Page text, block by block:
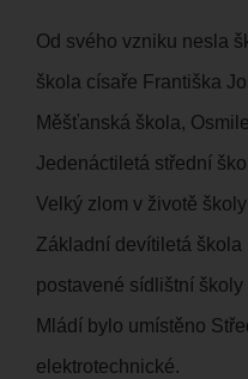
Od svého vzniku nesla
škola císaře Františka
Měšťanská škola,
Jedenáctiletá střední
Velký zlom v životě
Základní devítiletá škola
postavené sídlištní
Mládí bylo umístěno
elektrotechnické.